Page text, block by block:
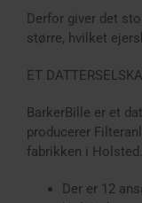
Derfor giver det
større, hvilket
ET
BarkerBille er et
producerer
fabrikken i Holsted.
Der er 12